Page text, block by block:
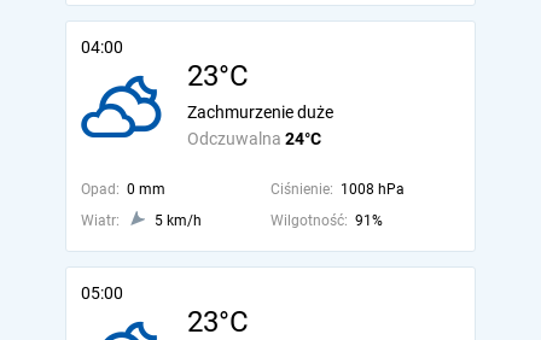
04:00
23°C
Odczuwalna 24°C
Zachmurzenie duże
Opad: 0 mm Ciśnienie: 1008 hPa
Wiatr:
5 km/h Wilgotność: 91%
05:00
23°C